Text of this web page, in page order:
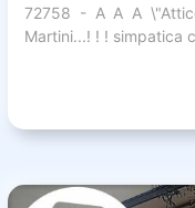
72758 - A A A
Martini...! ! ! simpatica